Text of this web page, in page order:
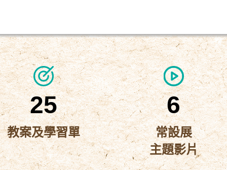
25
教案及學習單
6
常設展
主題影片